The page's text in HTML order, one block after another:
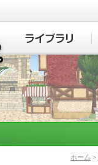
マビノギ
ホーム >